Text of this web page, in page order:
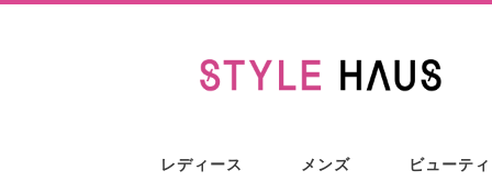
レディース メンズ ビューテ